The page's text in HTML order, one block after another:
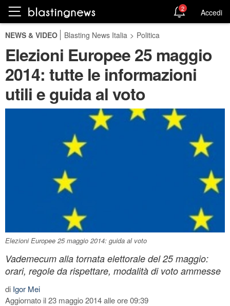
2 Accedi
NEWS & VIDEO Blasting News Italia > Politica
Elezioni Europee 25 maggio
2014: tutte le informazioni
utili e guida al voto
Elezioni Europee 25 maggio 2014: guida al voto
Vademecum alla tornata elettorale del 25 maggio:
orari, regole da rispettare, modalità di voto ammesse
di Igor Mei
Aggiornato il 23 maggio 2014 alle ore 09:39